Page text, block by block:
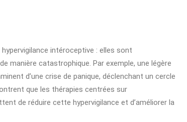
intéroceptive : elles sont
manière catastrophique. Par exemple, une légère
d’une crise de panique, déclenchant un cercle
que les thérapies centrées sur
de réduire cette hypervigilance et d’améliorer la